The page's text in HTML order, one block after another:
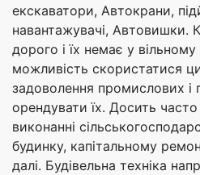
екскаватори, Автокрани,
навантажувачі, Автовишки.
дорого і їх немає у
можливість скористатися
задоволення промислових
орендувати їх. Досить
виконанні
будинку, капітальному
далі. Будівельна техніка